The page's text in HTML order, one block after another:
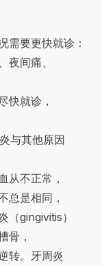
需要更快就诊：
夜间痛、
快就诊，
与其他原因
从不正常，
总是相同，
（gingivitis）
骨，
转。牙周炎